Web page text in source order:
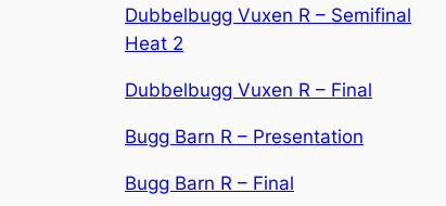
Dubbelbugg Vuxen R – Semifinal
Heat 2
Dubbelbugg Vuxen R – Final
Bugg Barn R – Presentation
Bugg Barn R – Final